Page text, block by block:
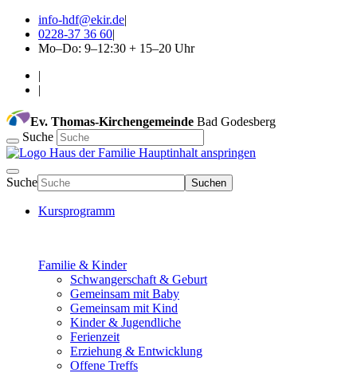
info-hdf@ekir.de|
0228-37 36 60|
Mo–Do: 9–12:30 + 15–20 Uhr
|
|
Ev. Thomas-Kirchengemeinde Bad Godesberg
Suche
Hauptinhalt anspringen
Suche Suchen
Kursprogramm
Familie & Kinder
Schwangerschaft & Geburt
Gemeinsam mit Baby
Gemeinsam mit Kind
Kinder & Jugendliche
Ferienzeit
Erziehung & Entwicklung
Offene Treffs